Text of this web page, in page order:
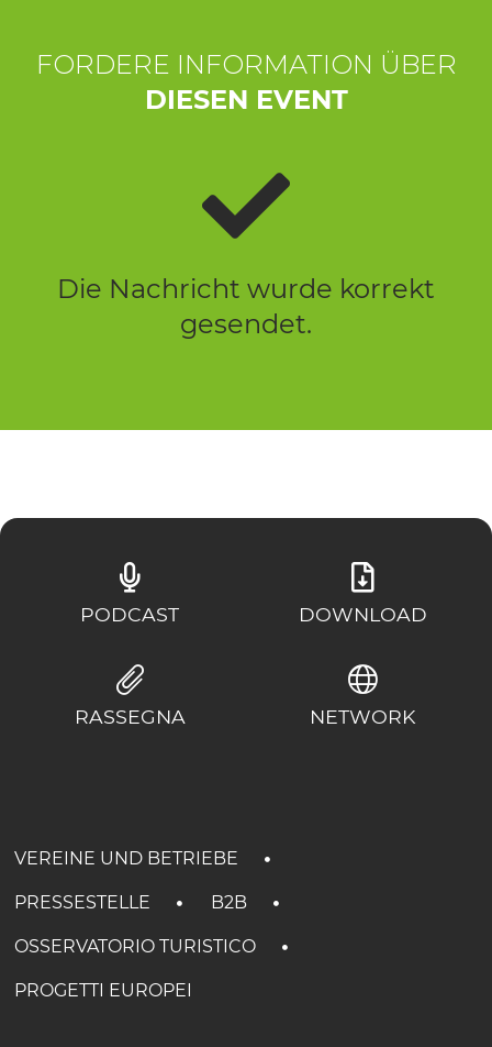
FORDERE INFORMATION ÜBER
DIESEN EVENT
Die Nachricht wurde korrekt
gesendet.
PODCAST DOWNLOAD
RASSEGNA NETWORK
VEREINE UND BETRIEBE
PRESSESTELLE B2B
OSSERVATORIO TURISTICO
PROGETTI EUROPEI